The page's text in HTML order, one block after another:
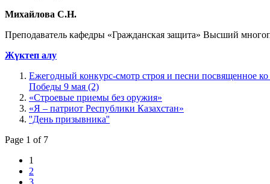
Михайлова С.Н.
Преподаватель кафедры «Гражданская защита» Высший
Жүктеп алу
Ежегодный конкурс-смотр строя и песни посвященное
Победы 9 мая (2)
«Строевые приемы без оружия»
«Я – патриот Республики Казахстан»
''День призывника''
Page 1 of 7
1
2
3